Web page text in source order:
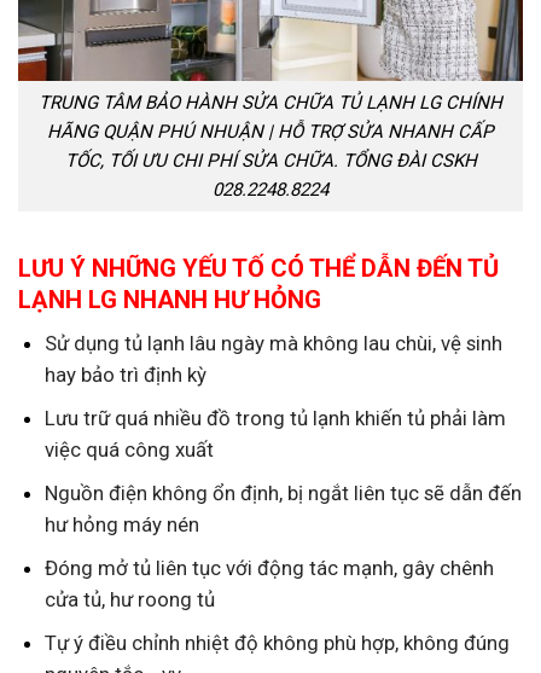
TRUNG TÂM BẢO HÀNH SỬA CHỮA TỦ LẠNH LG CHÍNH
HÃNG QUẬN PHÚ NHUẬN | HỖ TRỢ SỬA NHANH CẤP
TỐC, TỐI ƯU CHI PHÍ SỬA CHỮA. TỔNG ĐÀI CSKH
028.2248.8224
LƯU Ý NHỮNG YẾU TỐ CÓ THỂ DẪN ĐẾN TỦ
LẠNH LG NHANH HƯ HỎNG
Sử dụng tủ lạnh lâu ngày mà không lau chùi, vệ sinh
hay bảo trì định kỳ
Lưu trữ quá nhiều đồ trong tủ lạnh khiến tủ phải làm
việc quá công xuất
Nguồn điện không ổn định, bị ngắt liên tục sẽ dẫn đến
hư hỏng máy nén
Đóng mở tủ liên tục với động tác mạnh, gây chênh
cửa tủ, hư roong tủ
Tự ý điều chỉnh nhiệt độ không phù hợp, không đúng